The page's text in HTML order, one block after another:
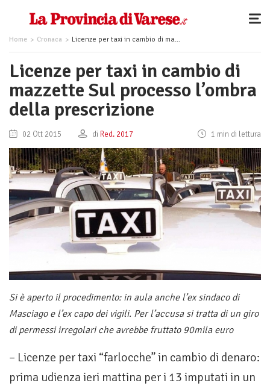
Home Cronaca Licenze per taxi in cambio di mazzette Sul processo l’ombra della prescrizione
Licenze per taxi in cambio di
mazzette Sul processo l’ombra
della prescrizione
02 Ott 2015 di Red. 2017 1 min di lettura
Si è aperto il procedimento: in aula anche l’ex sindaco di
Masciago e l’ex capo dei vigili. Per l’accusa si tratta di un giro
di permessi irregolari che avrebbe fruttato 90mila euro
– Licenze per taxi “farlocche” in cambio di denaro:
prima udienza ieri mattina per i 13 imputati in un